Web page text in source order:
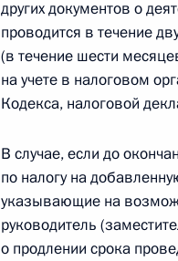
Федеральный закон
О внесении изменений в
26 июля 2026 года
Федеральный закон
О внесении изменения в
26 июля 2026 года
других документов о
проводится в течение
(в течение шести
на учете в налоговом
Кодекса, налоговой
В случае, если до
по налогу на
указывающие на
руководитель
о продлении срока